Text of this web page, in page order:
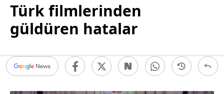
Türk filmlerinden
güldüren hatalar